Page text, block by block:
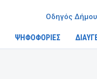
ΨΗΦΟΦΟΡΙΕΣ
Οδηγός Δήμου